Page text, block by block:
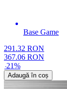
Base Game
291.32 RON
367.06 RON
-21%
Adaugă în coș